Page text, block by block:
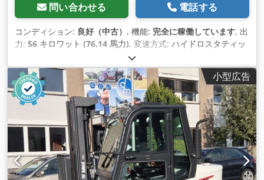
問い合わせる 電話する
コンディション: 良好（中古） , 機能: 完全に稼働しています, 出
力: 56 キロワット (76.14 馬力), 変速方式: ハイドロスタティッ
, 揚力:
稼働時間:4,871 h, 装備:キャビン, パレットフォーク,
小型広告